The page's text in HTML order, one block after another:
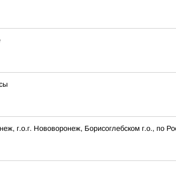
г.о.г. Нововоронеж, Борисоглебском г.о., по